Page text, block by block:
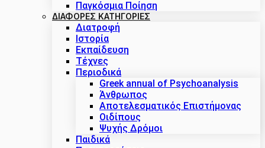
Παγκόσμια Ποίηση
ΔΙΑΦΟΡΕΣ ΚΑΤΗΓΟΡΙΕΣ
Διατροφή
Ιστορία
Εκπαίδευση
Τέχνες
Περιοδικά
Greek annual of Psychoanalysis
Άνθρωπος
Αποτελεσματικός Επιστήμονας
Οιδίπους
Ψυχής Δρόμοι
Παιδικά